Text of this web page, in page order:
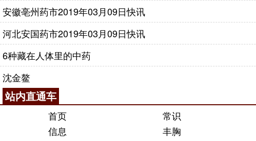
安徽亳州药市2019年03月09日快讯
河北安国药市2019年03月09日快讯
6种藏在人体里的中药
沈金鳌
站内直通车
首页 常识
信息
丰胸